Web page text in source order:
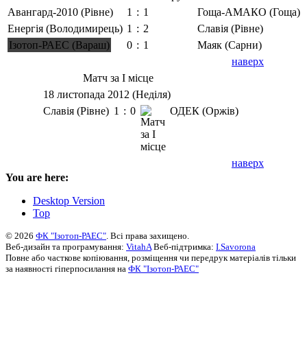
Авангард-2010 (Рівне) 1 : 1
Гоща-АМАКО (Гоща)
Енергія (Володимирець) 1 : 2
Славія (Рівне)
Ізотоп-РАЕС (Вараш)
0 : 1
Маяк (Сарни)
наверх
Матч за І місце
18 листопада 2012 (Неділя)
Славія (Рівне) 1 : 0 ОДЕК (Оржів)
наверх
You are here:
Desktop Version
Top
© 2026 ФК "Ізотоп-РАЕС" . Всі права захищено.
Веб-дизайн та програмування: VitahA Веб-підтримка: I.Savorona
Повне або часткове копіювання, розміщення чи передрук матеріалів тільки
за наявності гіперпосилання на ФК "Ізотоп-РАЕС"